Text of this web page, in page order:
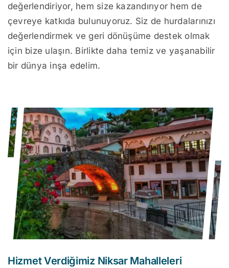
değerlendiriyor, hem size kazandırıyor hem de
çevreye katkıda bulunuyoruz. Siz de hurdalarınızı
değerlendirmek ve geri dönüşüme destek olmak
için bize ulaşın. Birlikte daha temiz ve yaşanabilir
bir dünya inşa edelim.
Hizmet Verdiğimiz Niksar Mahalleleri